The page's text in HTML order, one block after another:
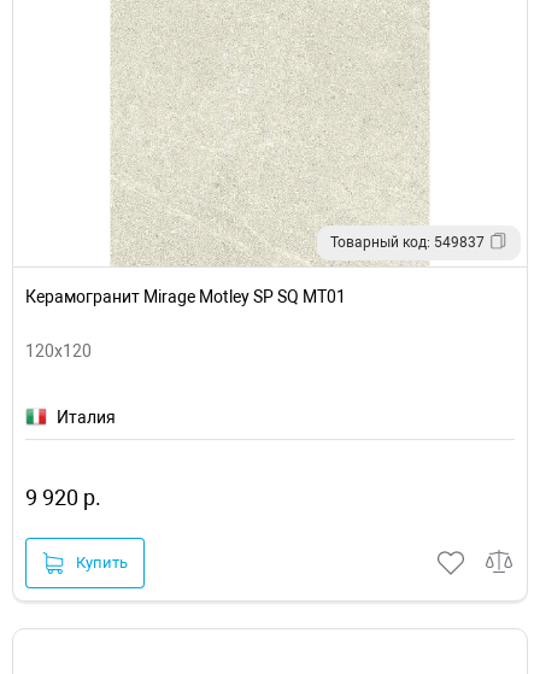
Товарный код: 549837
Керамогранит Mirage Motley SP SQ MT01
120x120
Италия
9 920 р.
Купить